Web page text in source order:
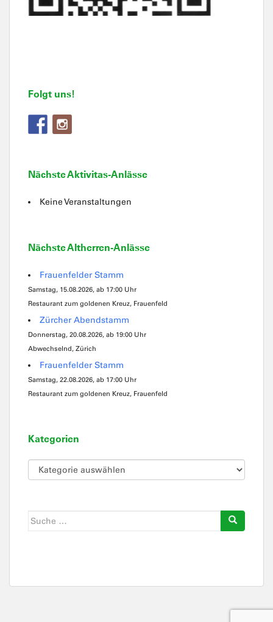
Folgt uns!
Nächste Aktivitas-Anlässe
Keine Veranstaltungen
Nächste Altherren-Anlässe
Frauenfelder Stamm
Samstag, 15.08.2026, ab 17:00 Uhr
Restaurant zum goldenen Kreuz, Frauenfeld
Zürcher Abendstamm
Donnerstag, 20.08.2026, ab 19:00 Uhr
Abwechselnd, Zürich
Frauenfelder Stamm
Samstag, 22.08.2026, ab 17:00 Uhr
Restaurant zum goldenen Kreuz, Frauenfeld
Kategorien
Kategorien
Suche